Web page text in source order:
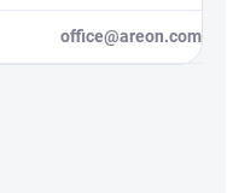
office@areon.com